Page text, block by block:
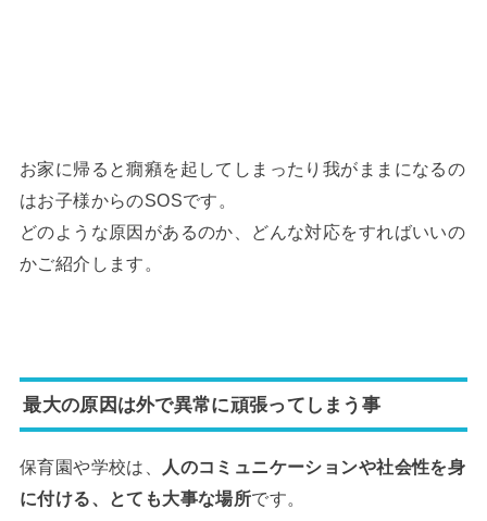
お家に帰ると癇癪を起してしまったり我がままになるの
はお子様からのSOSです。
どのような原因があるのか、どんな対応をすればいいの
かご紹介します。
最大の原因は外で異常に頑張ってしまう事
保育園や学校は、
人のコミュニケーションや社会性を身
に付ける、とても大事な場所です。